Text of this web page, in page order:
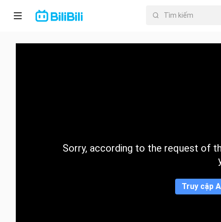
Trang chủ
Sorry, according to the request of
Truy cập